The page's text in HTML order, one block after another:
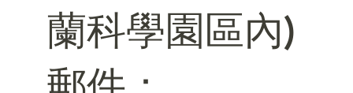
蘭科學園區內)